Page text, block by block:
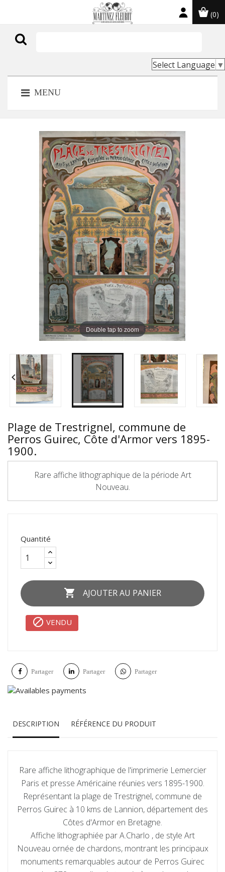
(0)
Select Language ▼
MENU
Double tap to zoom
 
Plage de Trestrignel, commune de
Perros Guirec, Côte d'Armor vers 1895-
1900.
Rare affiche lithographique de la période Art
Nouveau.
Quantité
 AJOUTER AU PANIER
 VENDU
Partager Partager Partager
DESCRIPTION RÉFÉRENCE DU PRODUIT
Rare affiche lithographique de l'imprimerie Lemercier
Paris et presse Américaine réunies vers 1895-1900.
Représentant la plage de Trestrignel, commune de
Perros Guirec à 10 kms de Lannion, département des
Côtes d'Armor en Bretagne.
Affiche lithographiée par A.Charlo , de style Art
Nouveau ornée de chardons, montrant les principaux
monuments remarquables autour de Perros Guirec